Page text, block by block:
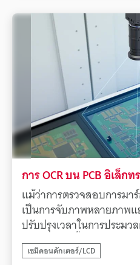
สอบย้อนกลับที่เชื่อถือได้ ก
ผลิตภัณฑ์ และการป้องกัน
บกพร่องถูกจัดส่งออกไป
การ OCR บน PCB อิเล็ก
แม้ว่าการตรวจสอบการมา
เป็นการจับภาพหลายภาพ
ปรับปรุงเวลาในการประม
มุมมองภาพทั้งหมดในคราว
สูงเซมิคอนดักเตอร์/LCD